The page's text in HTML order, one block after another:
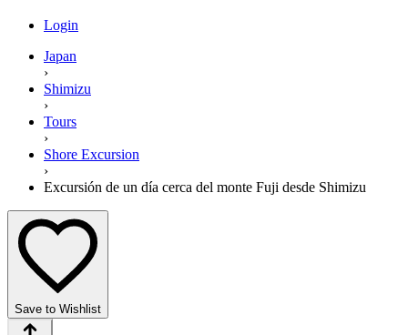
Login
Japan
›
Shimizu
›
Tours
›
Shore Excursion
›
Excursión de un día cerca del monte Fuji desde Shimizu
Save to Wishlist